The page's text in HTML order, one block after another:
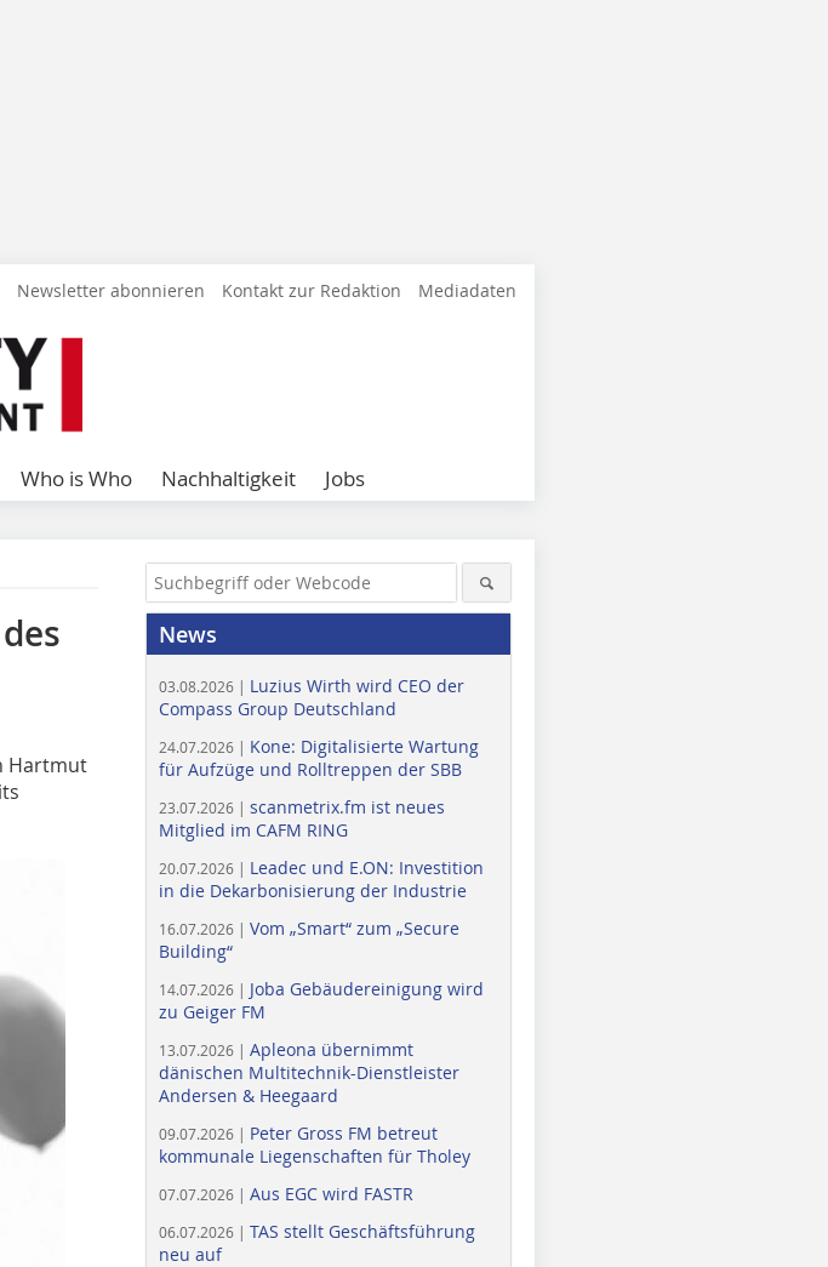
Newsletter abonnieren Kontakt zur Redaktion Mediadaten
Who is Who Nachhaltigkeit Jobs
Hartmut
News
03.08.2026 | Luzius Wirth wird CEO der
Compass Group Deutschland
24.07.2026 | Kone: Digitalisierte Wartung
für Aufzüge und Rolltreppen der SBB
23.07.2026 | scanmetrix.fm ist neues
Mitglied im CAFM RING
20.07.2026 | Leadec und E.ON: Investition
in die Dekarbonisierung der Industrie
16.07.2026 | Vom „Smart“ zum „Secure
Building“
14.07.2026 | Joba Gebäudereinigung wird
zu Geiger FM
13.07.2026 | Apleona übernimmt
dänischen Multitechnik-Dienstleister
Andersen & Heegaard
09.07.2026 | Peter Gross FM betreut
kommunale Liegenschaften für Tholey
07.07.2026 | Aus EGC wird FASTR
06.07.2026 | TAS stellt Geschäftsführung
neu auf